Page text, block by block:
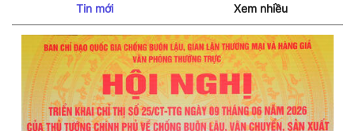
Tin mới Xem nhiều